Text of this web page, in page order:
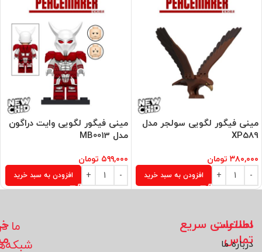
مینی فیگور لگویی سولجر مدل
XP589
۳۸۰,۰۰۰ تومان
افزودن به سبد خرید
مینی فیگور لگویی وایت دراگون
مدل MB0013
۵۹۹,۰۰۰ تومان
افزودن به سبد خرید
اطلاعات
تماس
دسترسی سریع
درباره ما
ما